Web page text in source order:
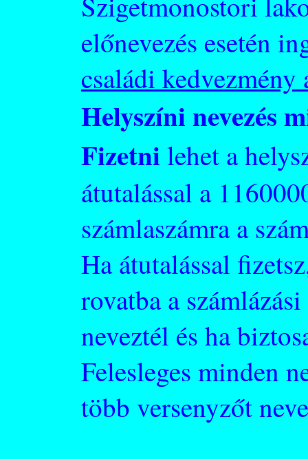
előnevezés esetén
családi
Helyszíni nevezés
Fizetni lehet a
átutalással a
számlaszámra a
Ha átutalással
rovatba a
neveztél és ha
Felesleges minden
több versenyzőt